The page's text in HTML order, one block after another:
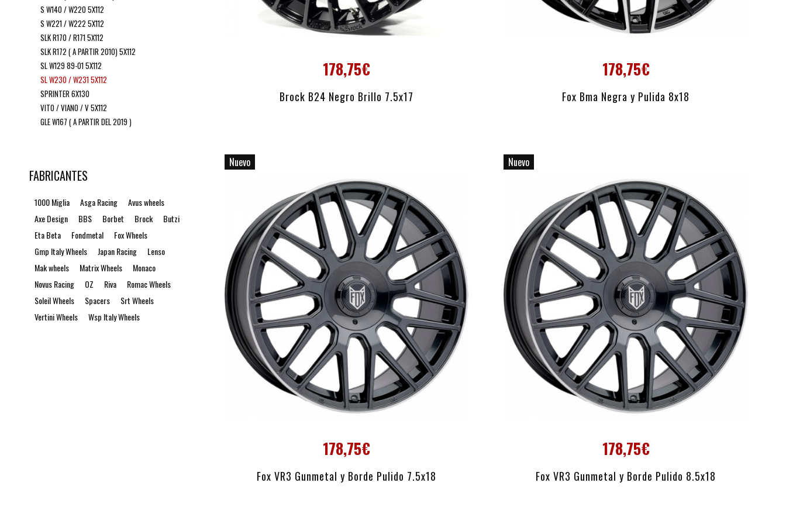
178,75€
Brock B24 Negro Brillo 7.5x17
AÑADIR AL CARRITO
178,75€
Fox Bma Negra y Pulida 8x18
AÑADIR AL CARRITO
Nuevo
178,75€
Fox VR3 Gunmetal y Borde Pulido 7.5x18
AÑADIR AL CARRITO
Nuevo
178,75€
Fox VR3 Gunmetal y Borde Pulido 8.5x18
AÑADIR AL CARRITO
S W140 / W220 5X112
S W221 / W222 5X112
SLK R170 / R171 5X112
SLK R172 ( A PARTIR 2010) 5X112
SL W129 89-01 5X112
SL W230 / W231 5X112
SPRINTER 6X130
VITO / VIANO / V 5X112
GLE W167 ( A PARTIR DEL 2019 )
FABRICANTES
1000 Miglia Asga Racing
Avus wheels
Axe Design
BBS Borbet Brock
Butzi
Eta Beta
Fondmetal
Fox Wheels
Gmp Italy Wheels
Japan Racing
Lenso
Mak wheels
Matrix Wheels
Monaco
Novus Racing
OZ Riva
Romac Wheels
Soleil Wheels
Spacers
Srt Wheels
Vertini Wheels
Wsp Italy Wheels